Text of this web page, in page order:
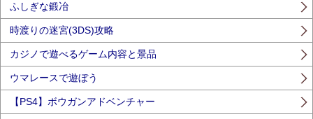
ふしぎな鍛冶
時渡りの迷宮(3DS)攻略
カジノで遊べるゲーム内容と景品
ウマレースで遊ぼう
【PS4】ボウガンアドベンチャー